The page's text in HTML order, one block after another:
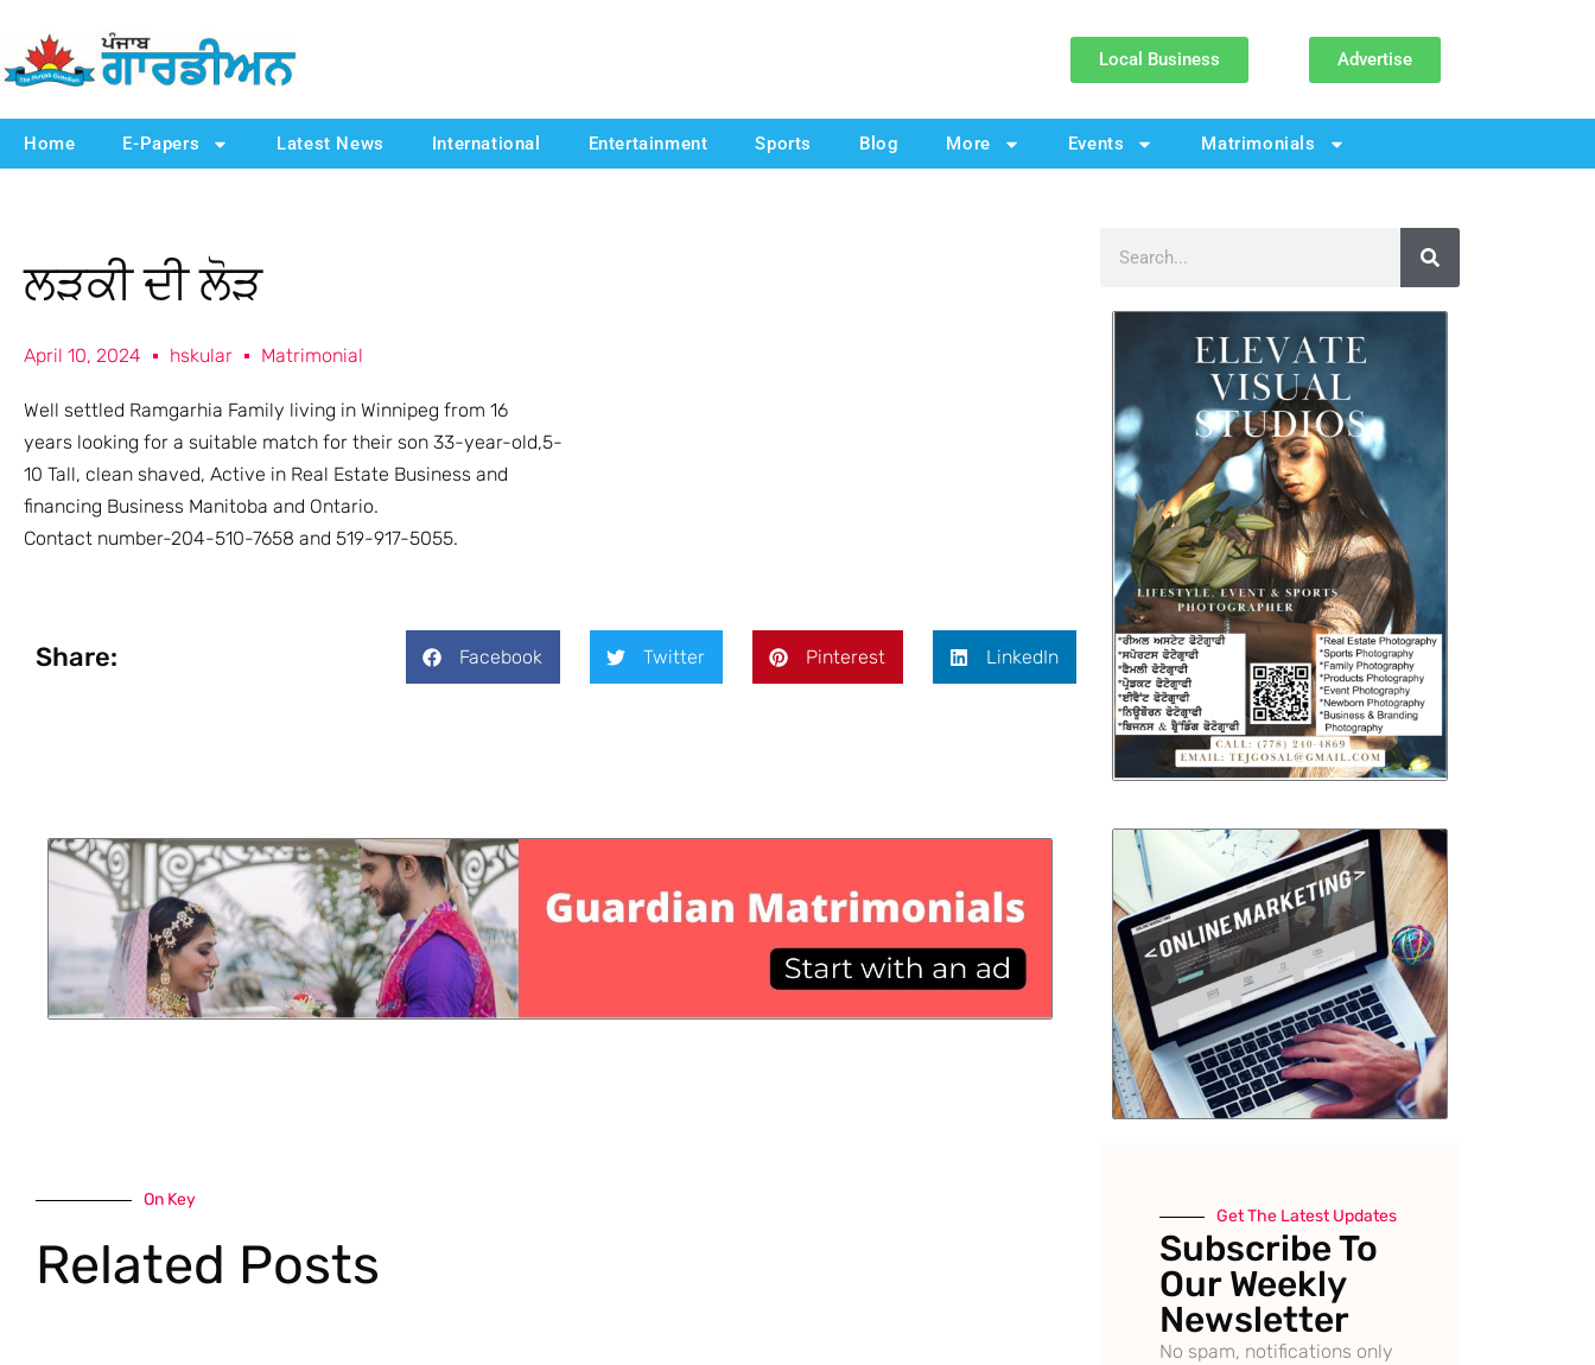
Local Business Advertise
Home E-Papers Latest News International Entertainment Sports Blog More Events Matrimonials
ਲੜਕੀ ਦੀ ਲੋੜ
April 10, 2024 hskular Matrimonial
Well settled Ramgarhia Family living in Winnipeg from 16
years looking for a suitable match for their son 33-year-old,5-
10 Tall, clean shaved, Active in Real Estate Business and
financing Business Manitoba and Ontario.
Contact number-204-510-7658 and 519-917-5055.
Share: Facebook Twitter Pinterest LinkedIn
On Key
Related Posts
Get The Latest Updates
Subscribe To
Our Weekly
Newsletter
No spam, notifications only